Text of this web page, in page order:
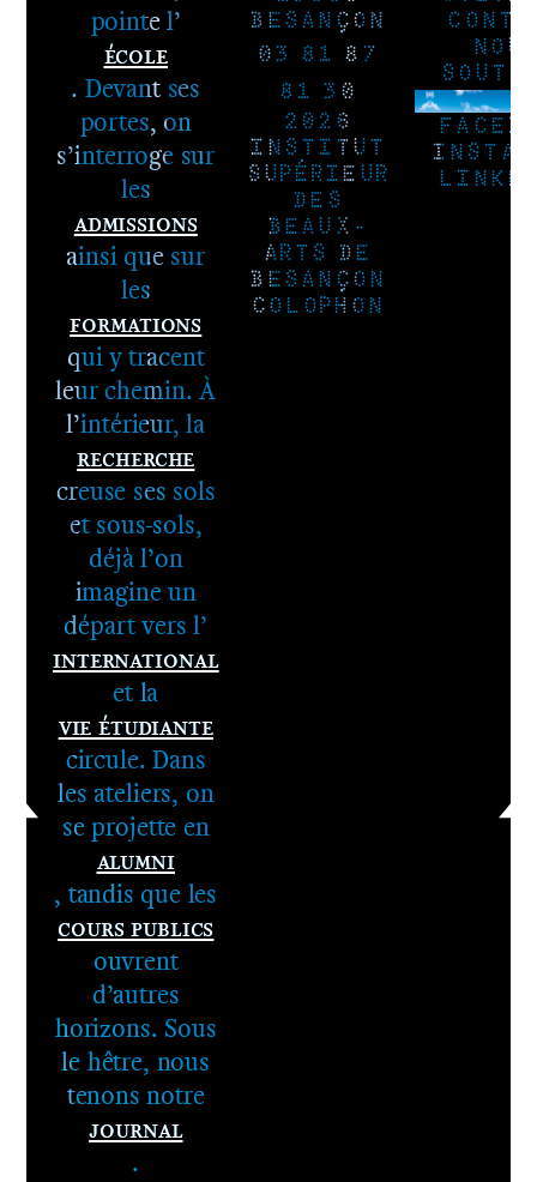
pointe l’
École
. Devant ses
portes, on
s’interroge sur
les
Admissions
ainsi que sur
les
Formations
1er cycle -
Le DNA
2e cycle -
Le DNSEP
qui y tracent
leur chemin. À
l’intérieur, la
Recherche
creuse ses sols
et sous-sols,
déjà l’on
imagine un
départ vers l’
International
et la
Vie étudiante
circule. Dans
les ateliers, on
se projette en
Alumni
, tandis que les
Cours publics
ouvrent
d’autres
horizons. Sous
le hêtre, nous
tenons notre
Journal
.
BESANÇON
03 81 87
81 30
2026
INSTITUT
SUPÉRIEUR
DES
BEAUX-
ARTS DE
BESANÇON
COLOPHON